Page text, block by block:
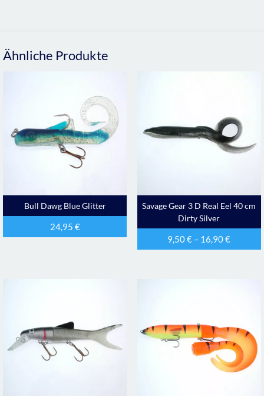
Ähnliche Produkte
Bull Dawg Blue Glitter
24,95 €
Savage Gear 3 D Real Eel 40 cm
Dirty Silver
9,50€ – 16,90€